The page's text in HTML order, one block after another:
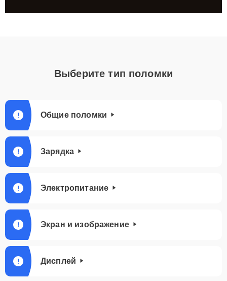
Выберите тип поломки
Общие поломки
Зарядка
Электропитание
Экран и изображение
Дисплей